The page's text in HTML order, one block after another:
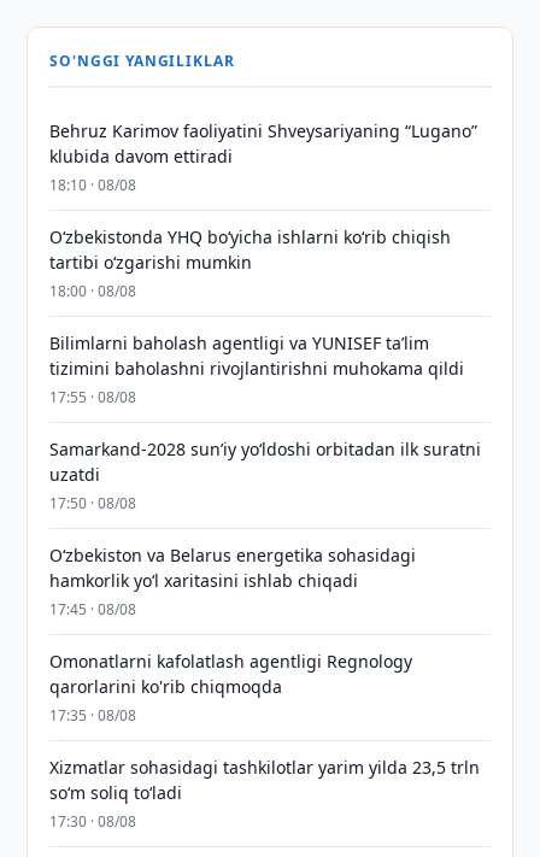
SO'NGGI YANGILIKLAR
Behruz Karimov faoliyatini Shveysariyaning “Lugano”
klubida davom ettiradi
18:10 · 08/08
O‘zbekistonda YHQ bo‘yicha ishlarni ko‘rib chiqish
tartibi o‘zgarishi mumkin
18:00 · 08/08
Bilimlarni baholash agentligi va YUNISEF taʼlim
tizimini baholashni rivojlantirishni muhokama qildi
17:55 · 08/08
Samarkand-2028 sunʼiy yo‘ldoshi orbitadan ilk suratni
uzatdi
17:50 · 08/08
Oʻzbekiston va Belarus energetika sohasidagi
hamkorlik yoʻl xaritasini ishlab chiqadi
17:45 · 08/08
Omonatlarni kafolatlash agentligi Regnology
qarorlarini ko'rib chiqmoqda
17:35 · 08/08
Xizmatlar sohasidagi tashkilotlar yarim yilda 23,5 trln
so‘m soliq to‘ladi
17:30 · 08/08